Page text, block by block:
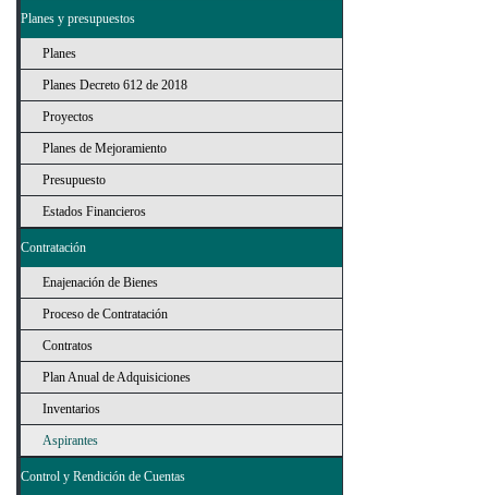
Planes y presupuestos
Planes
Planes Decreto 612 de 2018
Proyectos
Planes de Mejoramiento
Presupuesto
Estados Financieros
Contratación
Enajenación de Bienes
Proceso de Contratación
Contratos
Plan Anual de Adquisiciones
Inventarios
Aspirantes
Control y Rendición de Cuentas